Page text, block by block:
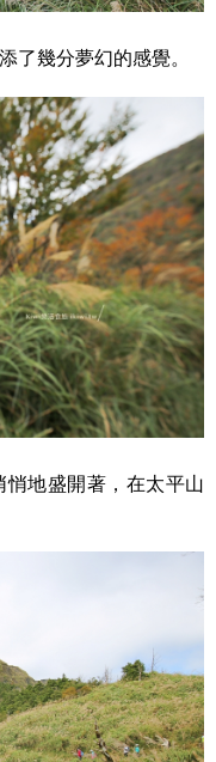
了幾分夢幻的感覺。
悄地盛開著，在太平山